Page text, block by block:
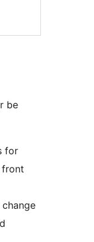
be
for